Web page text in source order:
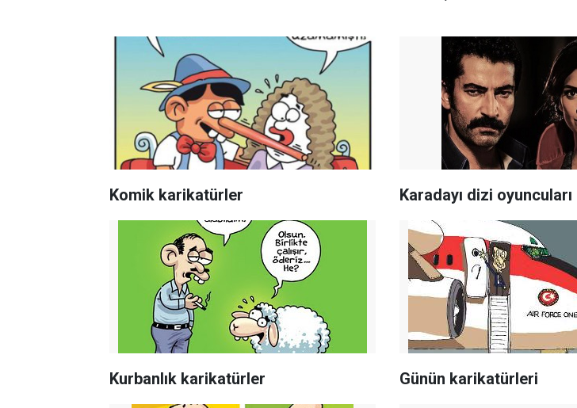
Komik karikatürler Karadayı dizi oyuncuları
Kurbanlık karikatürler Günün karikatürleri